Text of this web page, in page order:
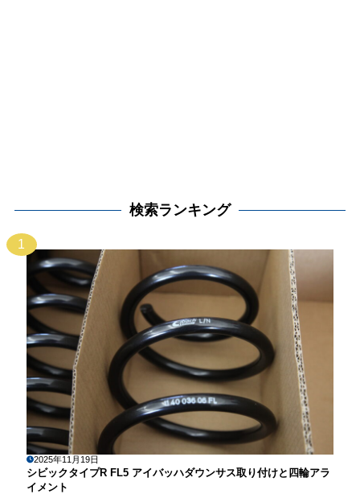
検索ランキング
1
2025年11月19日
シビックタイプR FL5 アイバッハダウンサス取り付けと四輪アラ
イメント